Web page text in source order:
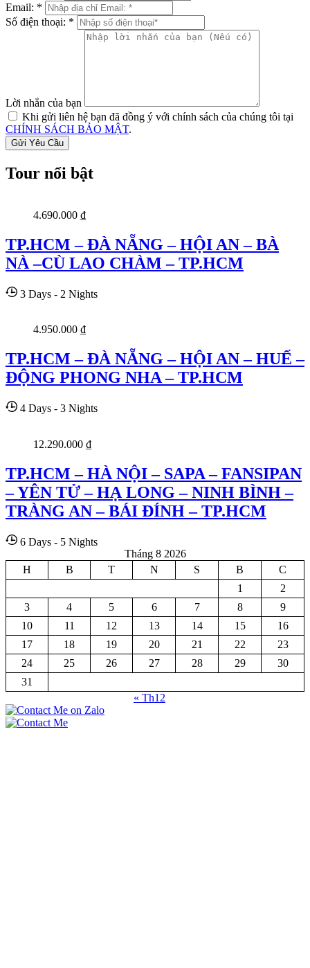
Email: *
Số điện thoại: *
Lời nhắn của bạn
Khi gửi liên hệ bạn đã đồng ý với chính sách của chúng tôi tại
CHÍNH SÁCH BẢO MẬT.
Tour nổi bật
4.690.000 ₫
TP.HCM – ĐÀ NẴNG – HỘI AN – BÀ
NÀ –CÙ LAO CHÀM – TP.HCM
3 Days - 2 Nights
4.950.000 ₫
TP.HCM – ĐÀ NẴNG – HỘI AN – HUẾ –
ĐỘNG PHONG NHA – TP.HCM
4 Days - 3 Nights
12.290.000 ₫
TP.HCM – HÀ NỘI – SAPA – FANSIPAN
– YÊN TỬ – HẠ LONG – NINH BÌNH –
TRÀNG AN – BÁI ĐÍNH – TP.HCM
6 Days - 5 Nights
Tháng 8 2026
H
B T N S B
C
1
2
3
4 5 6 7 8
9
10
11 12 13 14 15
16
17
18 19 20 21 22
23
24
25 26 27 28 29
30
31
« Th12